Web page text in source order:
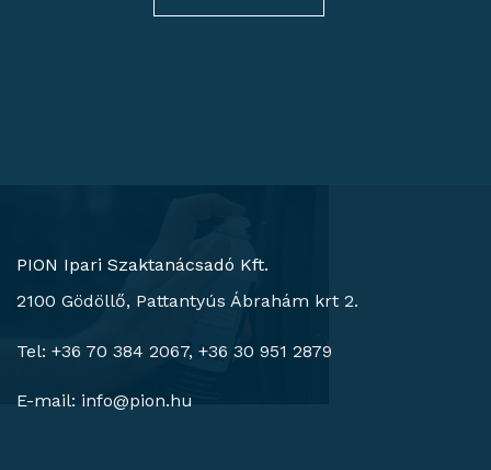
PION Ipari Szaktanácsadó Kft.
2100 Gödöllő, Pattantyús Ábrahám krt 2.
Tel: +36 70 384 2067, +36 30 951 2879
E-mail: info@pion.hu